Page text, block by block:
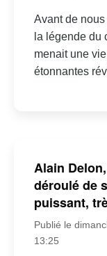
Avant de
la légende du
menait une
étonnantes
Alain
déroulé de
puissant,
Publié le
13:25